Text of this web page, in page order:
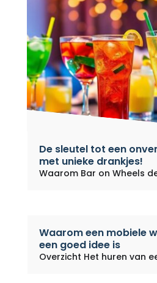
De sleutel tot een
met unieke drankjes!
Waarom Bar on Wheels
Waarom een mobiele
een goed idee is
Overzicht Het huren van